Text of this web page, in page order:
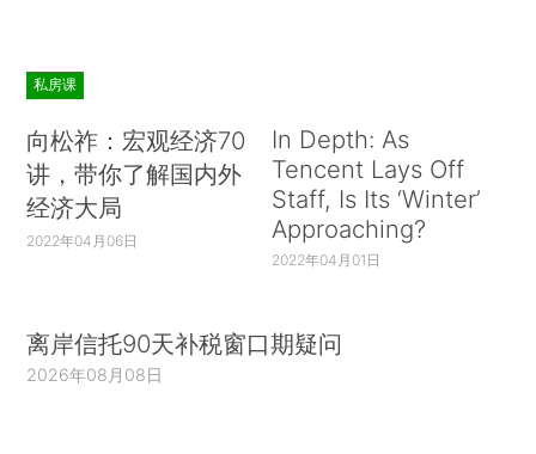
私房课
向松祚：宏观经济70
讲，带你了解国内外
经济大局
2022年04月06日
In Depth: As
Tencent Lays Off
Staff, Is Its ‘Winter’
Approaching?
2022年04月01日
离岸信托90天补税窗口期疑问
2026年08月08日